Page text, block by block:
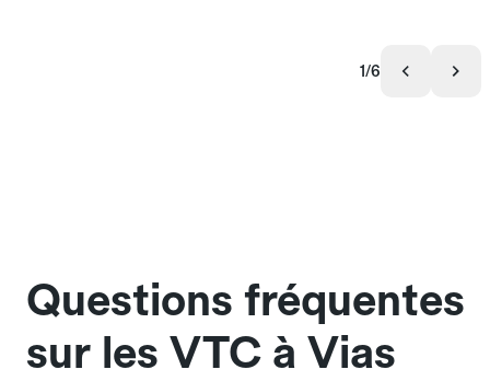
1/6
Questions fréquentes
sur les VTC à Vias